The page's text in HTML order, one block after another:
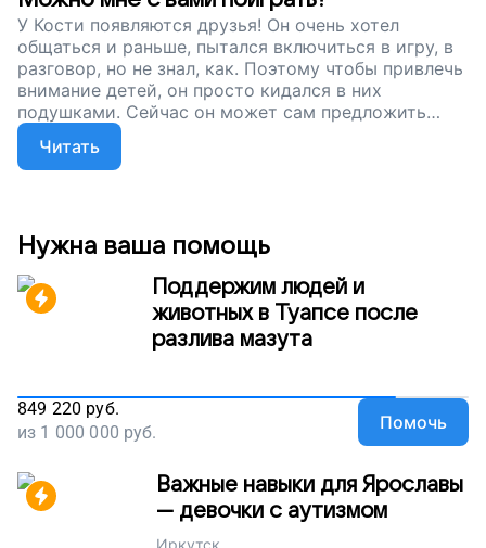
обидой и тревогой, поддержите наш проект!
У Кости появляются друзья! Он очень хотел
общаться и раньше, пытался включиться в игру, в
разговор, но не знал, как. Поэтому чтобы привлечь
внимание детей, он просто кидался в них
подушками. Сейчас он может сам предложить
начать игру или включиться чужую, спросив
разрешения. Так начинает зарождаться дружба.
Сейчас мы продолжаем собирать деньги, чтобы
всегда получается контролировать себя или ясно
выражать свои желания. Но его всему можно
научить и во многом помочь. Просто поддержите
наш проект!
Читать
Нужна ваша помощь
Поддержим людей и
животных в Туапсе после
разлива мазута
849 220 руб.
из 1 000 000 руб. Помочь
Важные навыки для Ярославы
— девочки с аутизмом
Иркутск